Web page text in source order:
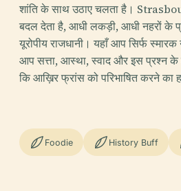
शांति के साथ उठाए चलता है।
बदल देता है, आधी लकड़ी, आधी नहरों के
यूरोपीय राजधानी। यहाँ आप सिर्फ स्मारक
आप सत्ता, आस्था, स्वाद और इस प्रश्न के
कि आख़िर फ्रांस को परिभाषित करने का
Foodie History Buff